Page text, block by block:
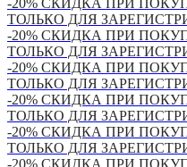
-20% СКИДКА ПРИ
ТОЛЬКО ДЛЯ
-20% СКИДКА ПРИ
ТОЛЬКО ДЛЯ
-20% СКИДКА ПРИ
ТОЛЬКО ДЛЯ
-20% СКИДКА ПРИ
ТОЛЬКО ДЛЯ
-20% СКИДКА ПРИ
ТОЛЬКО ДЛЯ
-20% СКИДКА ПРИ